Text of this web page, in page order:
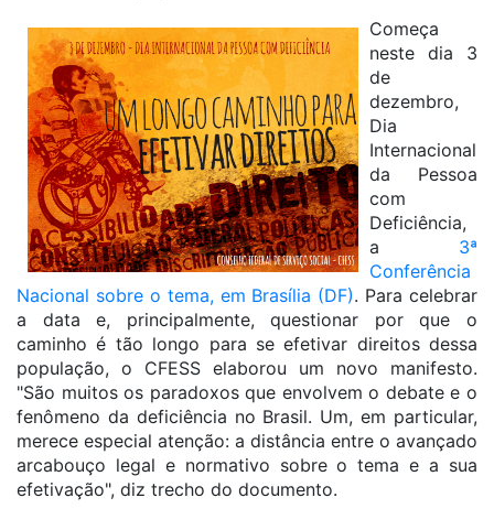
Começa
neste dia 3
de
dezembro,
Dia
Internacional
da Pessoa
com
Deficiência,
a 3ª
Conferência
Nacional sobre o tema, em Brasília (DF). Para celebrar
a data e, principalmente, questionar por que o
caminho é tão longo para se efetivar direitos dessa
população, o CFESS elaborou um novo manifesto.
"São muitos os paradoxos que envolvem o debate e o
fenômeno da deficiência no Brasil. Um, em particular,
merece especial atenção: a distância entre o avançado
arcabouço legal e normativo sobre o tema e a sua
efetivação", diz trecho do documento.